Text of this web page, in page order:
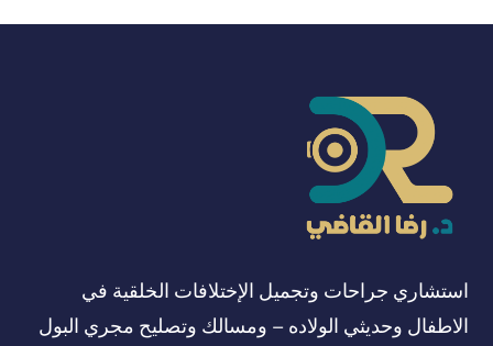
استشاري جراحات وتجميل الإختلافات الخلقية في
الاطفال وحديثي الولاده – ومسالك وتصليح مجري البول